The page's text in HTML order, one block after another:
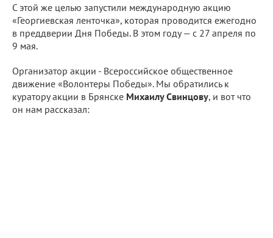
С этой же целью запустили международную акцию
«Георгиевская ленточка», которая проводится ежегодно
в преддверии Дня Победы. В этом году — с 27 апреля по
9 мая.
Организатор акции - Всероссийское общественное
движение «Волонтеры Победы». Мы обратились к
куратору акции в Брянске Михаилу Свинцову, и вот что
он нам рассказал: